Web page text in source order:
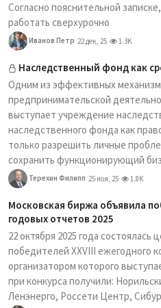
Согласно пояснительной
работать сверхурочно
Иванов Петр 22 дек, 25 1.3K
Наследственный фонд как
Одним из эффективных
предпринимательской
выступает учреждение
наследственного фонда как
только разрешить личные
сохранить функционирующий
Терехин Филипп 25 ноя, 25 1.8K
Московская биржа объявила
годовых отчетов 2025
22 октября 2025 года
победителей XXVIII ежегодного
организатором которого
при конкурса получили:
Ленэнерго, Россети Центр,